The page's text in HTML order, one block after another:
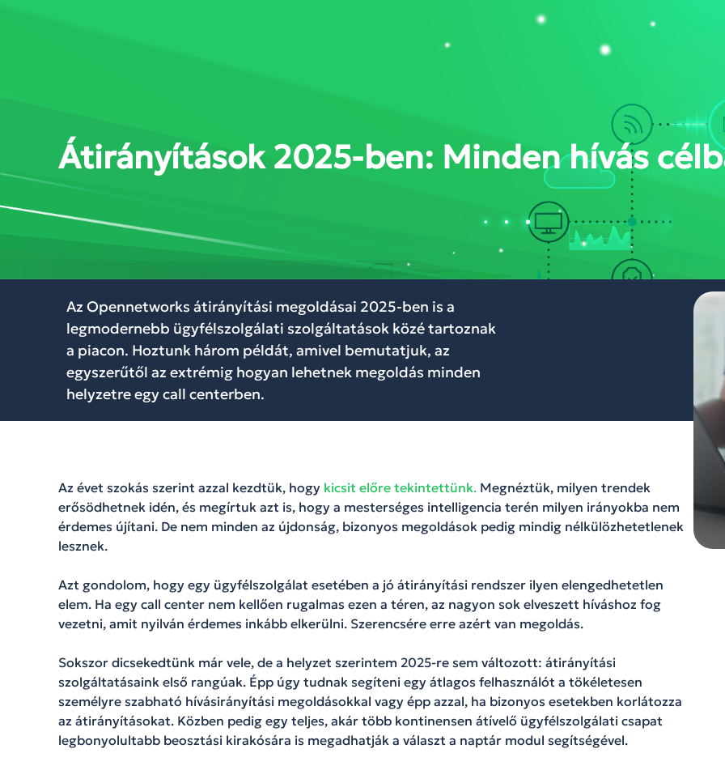
Átirányítások 2025-ben: Minden hívás
Az Opennetworks átirányítási megoldásai 2025-ben is a
legmodernebb ügyfélszolgálati szolgáltatások közé tartoznak
a piacon. Hoztunk három példát, amivel bemutatjuk, az
egyszerűtől az extrémig hogyan lehetnek megoldás minden
helyzetre egy call centerben.
Az évet szokás szerint azzal kezdtük, hogy kicsit előre tekintettünk. Megnéztük, milyen trendek
erősödhetnek idén, és megírtuk azt is, hogy a mesterséges intelligencia terén milyen irányokba nem
érdemes újítani. De nem minden az újdonság, bizonyos megoldások pedig mindig nélkülözhetetlenek
lesznek.
Azt gondolom, hogy egy ügyfélszolgálat esetében a jó átirányítási rendszer ilyen elengedhetetlen
elem. Ha egy call center nem kellően rugalmas ezen a téren, az nagyon sok elveszett híváshoz fog
vezetni, amit nyilván érdemes inkább elkerülni. Szerencsére erre azért van megoldás.
Sokszor dicsekedtünk már vele, de a helyzet szerintem 2025-re sem változott: átirányítási
szolgáltatásaink első rangúak. Épp úgy tudnak segíteni egy átlagos felhasználót a tökéletesen
személyre szabható hívásirányítási megoldásokkal vagy épp azzal, ha bizonyos esetekben korlátozza
az átirányításokat. Közben pedig egy teljes, akár több kontinensen átívelő ügyfélszolgálati csapat
legbonyolultabb beosztási kirakósára is megadhatják a választ a naptár modul segítségével.